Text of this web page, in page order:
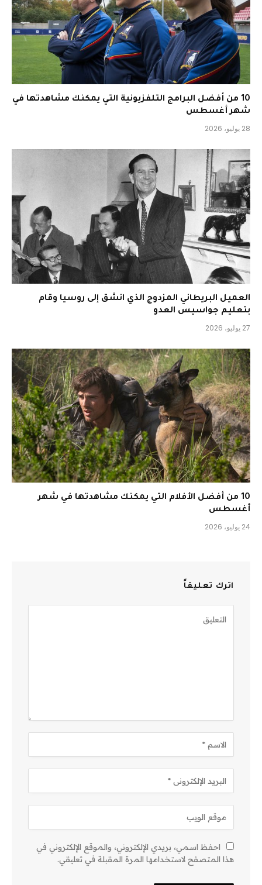
10 من أفضل البرامج التلفزيونية التي يمكنك مشاهدتها في
شهر أغسطس
28 يوليو، 2026
العميل البريطاني المزدوج الذي انشق إلى روسيا وقام
بتعليم جواسيس العدو
27 يوليو، 2026
10 من أفضل الأفلام التي يمكنك مشاهدتها في شهر
أغسطس
24 يوليو، 2026
اترك تعليقاً
احفظ اسمي، بريدي الإلكتروني، والموقع الإلكتروني في
هذا المتصفح لاستخدامها المرة المقبلة في تعليقي.